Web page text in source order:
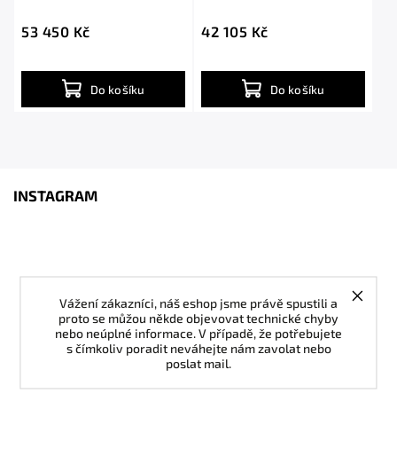
Vážení zákazníci, náš eshop jsme právě spustili a
proto se můžou někde objevovat technické chyby
nebo neúplné informace. V případě, že potřebujete
s čímkoliv poradit neváhejte nám zavolat nebo
poslat mail.
53 450 Kč
Do košíku
42 105 Kč
Do košíku
INSTAGRAM